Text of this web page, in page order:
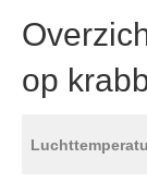
op